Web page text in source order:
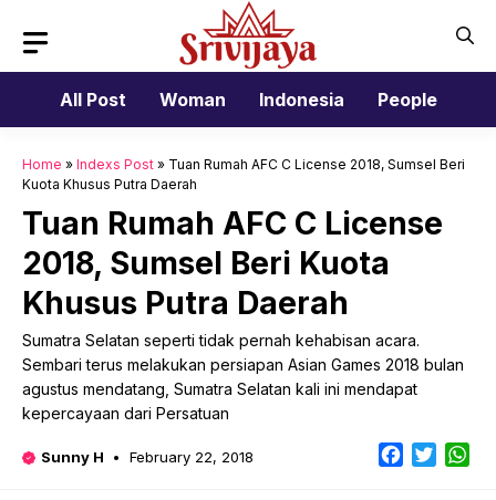
content
All Post
Woman Indonesia People
Home » Indexs Post » Tuan Rumah AFC C License 2018, Sumsel Beri
Kuota Khusus Putra Daerah
Tuan Rumah AFC C License
2018, Sumsel Beri Kuota
Khusus Putra Daerah
Sumatra Selatan seperti tidak pernah kehabisan acara.
Sembari terus melakukan persiapan Asian Games 2018 bulan
agustus mendatang, Sumatra Selatan kali ini mendapat
kepercayaan dari Persatuan
Sunny H February 22, 2018 Facebook
Twitter